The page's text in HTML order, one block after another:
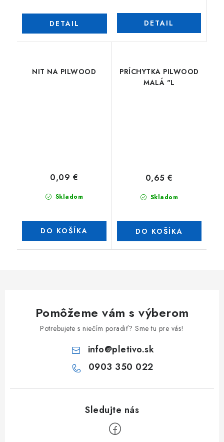
DETAIL DETAIL
NIT NA PILWOOD
Skladom
0,09 €
DO KOŠÍKA
PRÍCHYTKA PILWOOD
MALÁ "L
Skladom
0,65 €
DO KOŠÍKA
Pomôžeme vám s výberom
Potrebujete s niečím poradiť? Sme tu pre vás!
info@pletivo.sk
0903 350 022